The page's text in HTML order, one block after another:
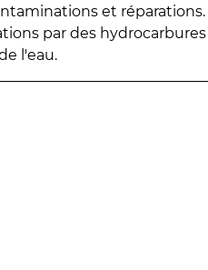
et réparations.
par des hydrocarbures
l'eau.